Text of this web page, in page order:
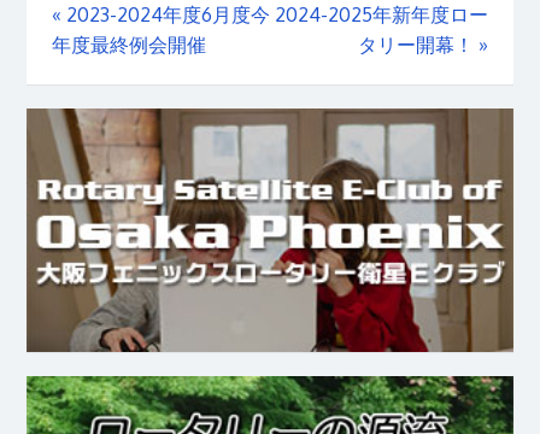
« 2023-2024年度6月度今
年度最終例会開催
2024-2025年新年度ロー
タリー開幕！ »